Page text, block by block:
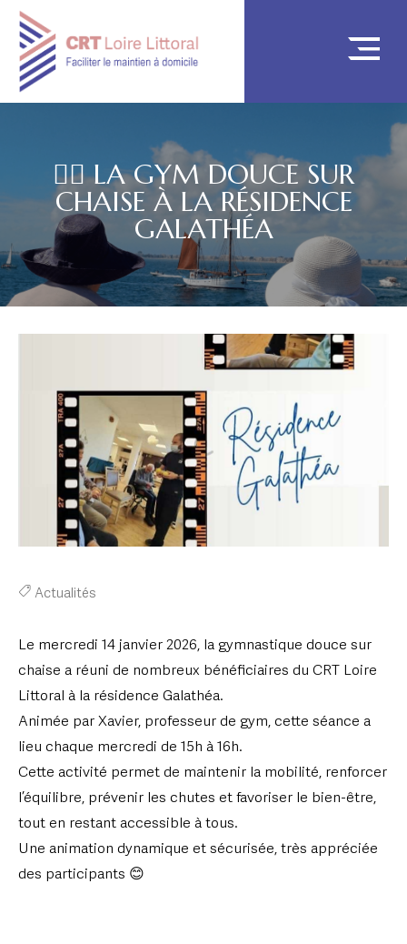
🤸‍♀️ LA GYM DOUCE SUR
CHAISE À LA RÉSIDENCE
GALATHÉA
Actualités
Le mercredi 14 janvier 2026, la gymnastique douce sur
chaise a réuni de nombreux bénéficiaires du CRT Loire
Littoral à la résidence Galathéa.
Animée par Xavier, professeur de gym, cette séance a
lieu chaque mercredi de 15h à 16h.
Cette activité permet de maintenir la mobilité, renforcer
l’équilibre, prévenir les chutes et favoriser le bien-être,
tout en restant accessible à tous.
Une animation dynamique et sécurisée, très appréciée
des participants 😊